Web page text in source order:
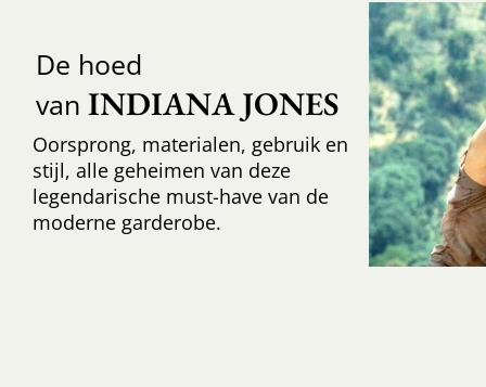
De hoed
van INDIANA JONES
Oorsprong, materialen, gebruik en
stijl, alle geheimen van deze
legendarische must-have van de
moderne garderobe.